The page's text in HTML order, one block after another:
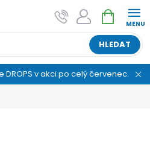
HLEDAT
NÁKUPNÍ
KOŠÍK
DROPS v akci po celý červenec.
Klubíčková" –
osmiletou tradicí a máme pro
25 tisíc produktů. Vše skladem,